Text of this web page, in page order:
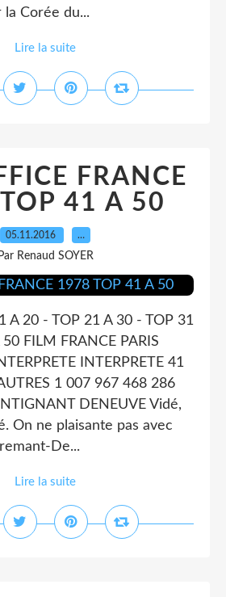
la Corée du...
Lire la suite
FRANCE
41 A 50
05.11.2016 …
Par Renaud SOYER
A 20 - TOP 21 A 30 - TOP 31
FILM FRANCE PARIS
INTERPRETE 41
1 007 967 468 286
DENEUVE Vidé,
On ne plaisante pas avec
De...
Lire la suite